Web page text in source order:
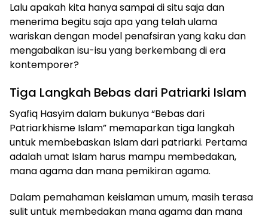
Lalu apakah kita hanya sampai di situ saja dan
menerima begitu saja apa yang telah ulama
wariskan dengan model penafsiran yang kaku dan
mengabaikan isu-isu yang berkembang di era
kontemporer?
Tiga Langkah Bebas dari Patriarki Islam
Syafiq Hasyim dalam bukunya “Bebas dari
Patriarkhisme Islam” memaparkan tiga langkah
untuk membebaskan Islam dari patriarki. Pertama
adalah umat Islam harus mampu membedakan,
mana agama dan mana pemikiran agama.
Dalam pemahaman keislaman umum, masih terasa
sulit untuk membedakan mana agama dan mana